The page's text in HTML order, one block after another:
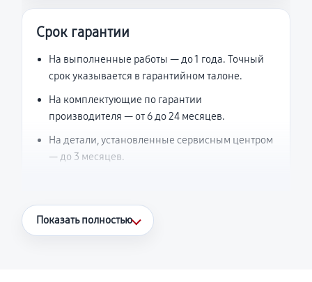
Срок гарантии
На выполненные работы — до 1 года. Точный
срок указывается в гарантийном талоне.
На комплектующие по гарантии
производителя — от 6 до 24 месяцев.
На детали, установленные сервисным центром
— до 3 месяцев.
Что считается гарантийным случаем
Показать полностью